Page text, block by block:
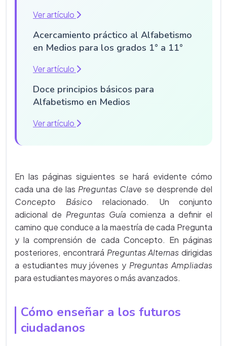
Ver artículo
Acercamiento práctico al Alfabetismo
en Medios para los grados 1° a 11°
Ver artículo
Doce principios básicos para
Alfabetismo en Medios
Ver artículo
En las páginas siguientes se hará evidente cómo
cada una de las Preguntas Clave se desprende del
Concepto Básico relacionado. Un conjunto
adicional de Preguntas Guíacomienza a definir el
camino que conduce a la maestría de cada Pregunta
y la comprensión de cada Concepto. En páginas
posteriores, encontrará Preguntas Alternas dirigidas
a estudiantes muy jóvenes y Preguntas Ampliadas
para estudiantes mayores o más avanzados.
Cómo enseñar a los futuros
ciudadanos